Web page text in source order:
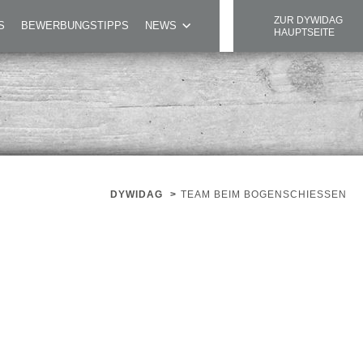
BEWERBUNGSTIPPS NEWS
ZUR DYWIDAG
HAUPTSEITE
DYWIDAG > TEAM BEIM BOGENSCHIESSEN